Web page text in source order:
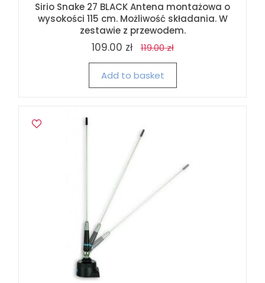
Sirio Snake 27 BLACK Antena montażowa o
wysokości 115 cm. Możliwość składania. W
zestawie z przewodem.
109.00 zł 119.00 zł
Add to basket